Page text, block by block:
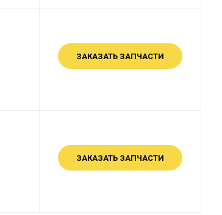
ЗАКАЗАТЬ ЗАПЧАСТИ
ЗАКАЗАТЬ ЗАПЧАСТИ